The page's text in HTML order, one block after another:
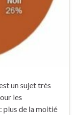
un sujet très
les
plus de la moitié